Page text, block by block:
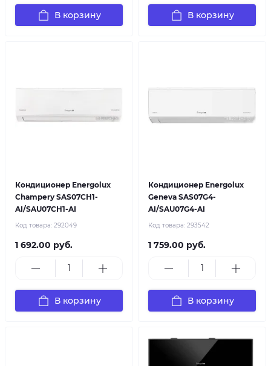
В корзину В корзину
Кондиционер Energolux
Champery SAS07CH1-
AI/SAU07CH1-AI
Код товара: 292049
1 692.00 руб.
В корзину
Кондиционер Energolux
Geneva SAS07G4-
AI/SAU07G4-AI
Код товара: 293542
1 759.00 руб.
В корзину